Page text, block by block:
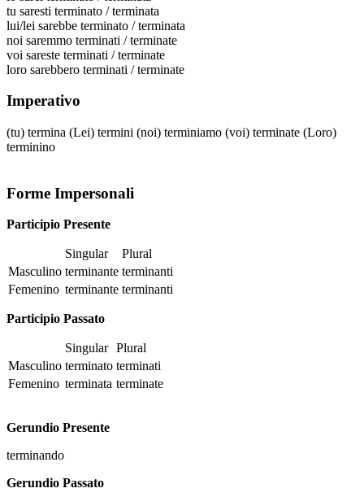
tu saresti terminato / terminata
lui/lei sarebbe terminato / terminata
noi saremmo terminati / terminate
voi sareste terminati / terminate
loro sarebbero terminati / terminate
Imperativo
(tu) termina (Lei) termini (noi) terminiamo (voi) terminate (Loro)
terminino
Forme Impersonali
Participio Presente
Singular
Plural
Masculino terminante terminanti
Femenino terminante terminanti
Participio Passato
Singular Plural
Masculino terminato terminati
Femenino terminata terminate
Gerundio Presente
terminando
Gerundio Passato